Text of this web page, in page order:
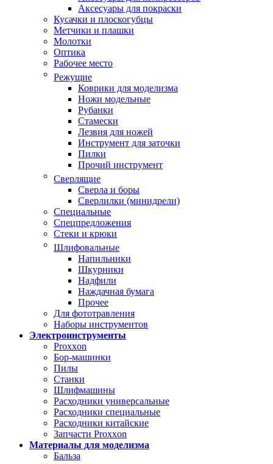
Аксесуары для покраски
Кусачки и плоскогубцы
Метчики и плашки
Молотки
Оптика
Рабочее место
Режущие
Коврики для моделизма
Ножи модельные
Рубанки
Стамески
Лезвия для ножей
Инструмент для заточки
Пилки
Прочий инструмент
Сверлящие
Сверла и боры
Сверлилки (минидрели)
Специальные
Спецпредложения
Стеки и крюки
Шлифовальные
Напильники
Шкурники
Надфили
Наждачная бумага
Прочее
Для фототравления
Наборы инструментов
Электроинструменты
Proxxon
Бор-машинки
Пилы
Станки
Шлифмашины
Расходники универсальные
Расходники специальные
Расходники китайские
Запчасти Proxxon
Материалы для моделизма
Бальза